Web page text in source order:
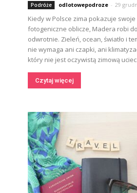
Podróże odlotowepodroze - 29
Kiedy w Polsce zima pokazuje swoje
fotogeniczne oblicze, Madera robi
odwrotnie. Zieleń, ocean, światło i
nie wymaga ani czapki, ani
który nie jest oczywistą zimową
Czytaj więcej